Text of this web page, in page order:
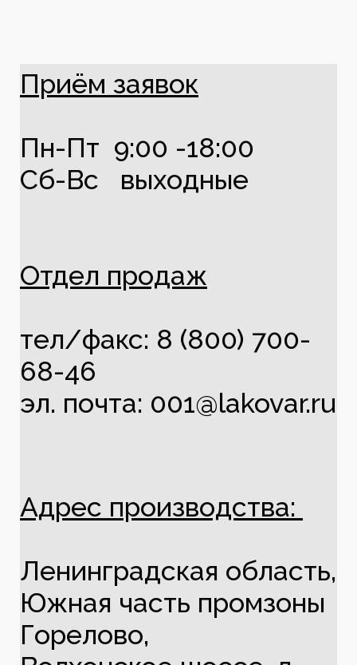
Приём заявок
Пн-Пт 9:00 -18:00
Сб-Вс выходные
Отдел продаж
тел/факс: 8 (800) 700-
68-46
эл. почта: 001@lakovar.ru
Адрес производства:
Ленинградская область,
Южная часть промзоны
Горелово,